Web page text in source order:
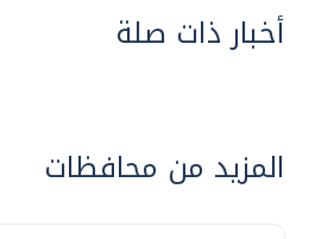
أخبار ذات صلة
المزيد من محافظات